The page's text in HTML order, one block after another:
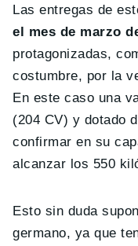
Las entregas de
el mes de marzo
protagonizadas,
costumbre, por la
En este caso una
(204 CV) y dotado
confirmar en su
alcanzar los 550
Esto sin duda
germano, ya que